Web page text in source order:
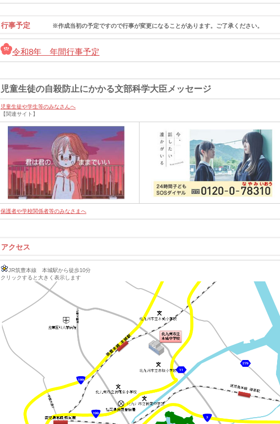
行事予定 ※作成当初の予定ですので行事が変更になることがあります。ご了承ください。
令和8年 年間行事予定
児童生徒の自殺防止にかかる文部科学大臣メッセージ
児童生徒や学生等のみなさんへ
【関連サイト】
保護者や学校関係者等のみなさまへ
アクセス
JR筑豊本線 本城駅から徒歩10分
クリックすると大きく表示します